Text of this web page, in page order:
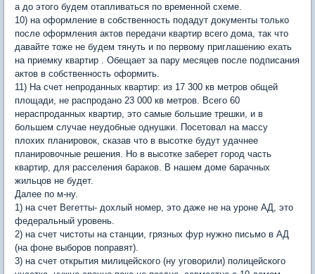
а до этого будем отапливаться по временной схеме.
10) на оформление в собственность подадут документы только
после оформления актов передачи квартир всего дома, так что
давайте тоже не будем тянуть и по первому приглашению ехать
на приемку квартир . Обещает за пару месяцев после подписания
актов в собственность оформить.
11) На счет непроданных квартир: из 17 300 кв метров общей
площади, не распродано 23 000 кв метров. Всего 60
нераспроданных квартир, это самые большие трешки, и в
большем случае неудобные однушки. Посетовал на массу
плохих планировок, сказав что в высотке будут удачнее
планировочные решения. Но в высотке заберет город часть
квартир, для расселения бараков. В нашем доме барачных
жильцов не будет.
Далее по м-ну.
1) на счет Вегетты- дохлый номер, это даже не на уроне АД, это
федеральный уровень.
2) на счет чистоты на станции, грязных фур нужно письмо в АД
(на фоне выборов поправят).
3) на счет открытия милицейского (ну уговорили) полицейского